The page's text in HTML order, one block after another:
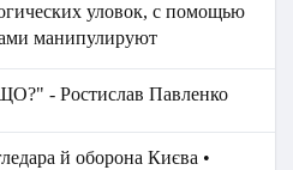
уловок, с помощью
манипулируют
- Ростислав Павленко
й оборона Києва •